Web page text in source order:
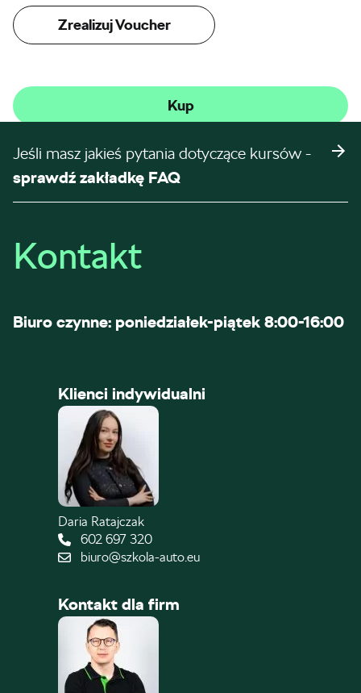
Zrealizuj Voucher
Kup
Jeśli masz jakieś pytania dotyczące kursów -
sprawdź zakładkę FAQ
Kontakt
Biuro czynne: poniedziałek-piątek 8:00-16:00
Klienci indywidualni
Daria Ratajczak
602 697 320
biuro@szkola-auto.eu
Kontakt dla firm